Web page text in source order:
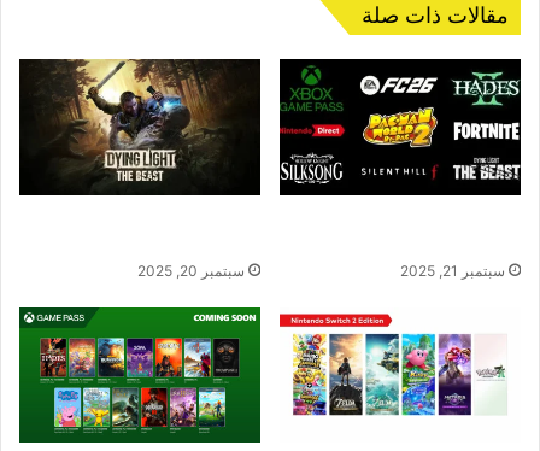
مقالات ذات صلة
سبتمبر 21, 2025 سبتمبر 20, 2025